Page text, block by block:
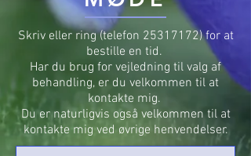
Skriv eller ring (telefon 25317172)for at
bestille en tid.
Har du brug for vejledning til valg af
behandling, er du velkommen til at
kontakte mig.
Du er naturligvis også velkommen til at
kontakte mig ved øvrige henvendelser.